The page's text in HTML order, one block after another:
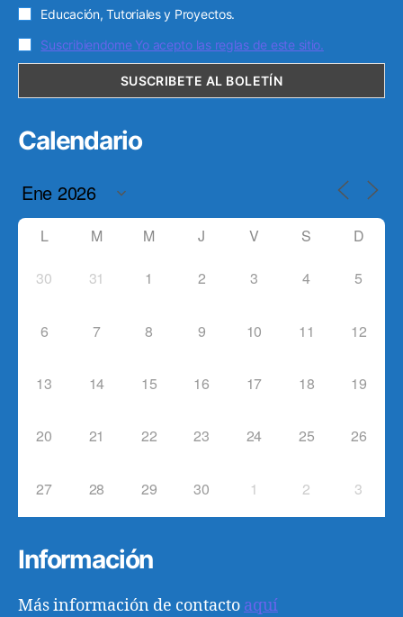
Educación, Tutoriales y Proyectos.
Suscribiendome Yo acepto las reglas de este sitio.
Calendario
L M M J V S D
30 31 1 2 3 4 5
6 7 8 9 10 11 12
13 14 15 16 17 18 19
20 21 22 23 24 25 26
27 28 29 30 1 2 3
Información
Más información de contacto aquí